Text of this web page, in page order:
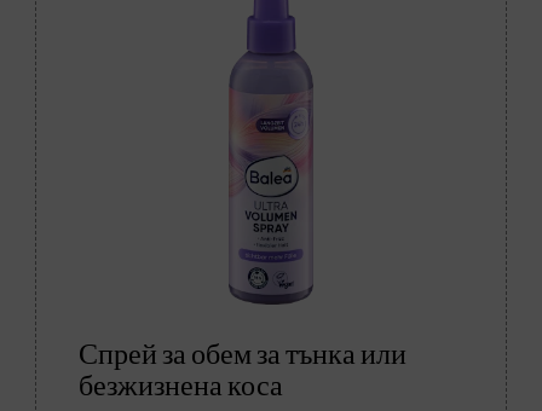
Спрей за обем за тънка или
безжизнена коса